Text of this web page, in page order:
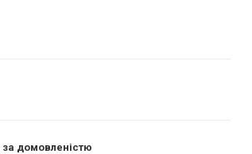
за домовленістю